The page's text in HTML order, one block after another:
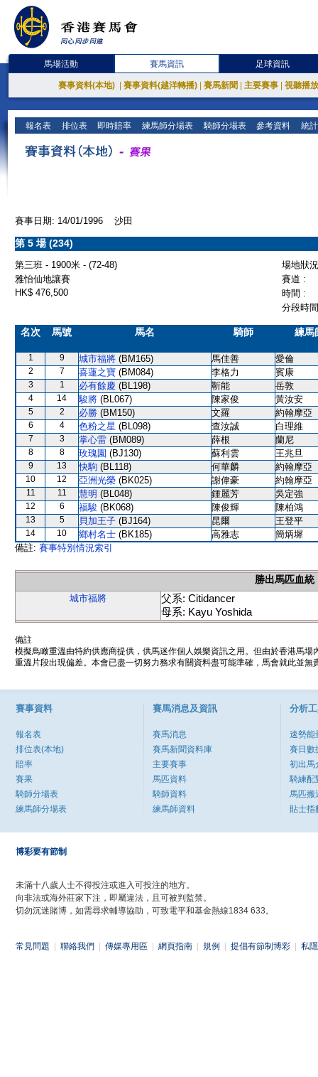
馬場活動 賽馬資訊 足球資訊
賽事資料(本地) 賽事資料(越洋轉播) 賽馬新聞 主要賽事 視聽播
報名表 排位表 即時賠率 練馬師分場表 騎師分場表 參考資料 統
賽事日期: 14/01/1996 沙田
第 5 場 (234)
第三班 - 1900米 - (72-48)
場地狀
雅怡仙地讓賽
賽道 :
HK$ 476,500
時間 :
分段時
名次 馬號 馬名 騎師 練馬
1 9 城市福將 (BM165) 馬佳善 愛倫
2 7 喜蓮之寶 (BM084) 李格力 賓康
3 1 必有餘慶 (BL198) 靳能 岳敦
4 14 駿將 (BL067) 陳家俊 黃汝安
5 2 必勝 (BM150) 文羅 約翰摩亞
6 4 色粉之星 (BL098) 查汝誠 白理維
7 3 掌心雷 (BM089) 薛根 蘭尼
8 8 玫瑰園 (BJ130) 蘇利雲 王兆旦
9 13 快駒 (BL118) 何華麟 約翰摩亞
10 12 亞洲光榮 (BK025) 謝偉豪 約翰摩亞
11 11 慧明 (BL048) 鍾麗芳 吳定強
12 6 福駿 (BK068) 陳俊輝 陳柏鴻
13 5 貝加王子 (BJ164) 昆爾 王登平
14 10 鄉村名士 (BK185) 高雅志
簡炳墀
備註: 賽事特別情況索引
勝出馬匹血統
城市福將
父系: Citidancer
母系: Kayu Yoshida
備註
模擬鳥瞰重溫由特約供應商提供，供馬迷作個人娛樂資訊之用。但由於香港馬
重溫片段出現偏差。本會已盡一切努力務求有關資料盡可能準確，馬會就此並
賽事資料
報名表
排位表(本地)
賠率
賽果
騎師分場表
練馬師分場表
賽馬消息及資訊
賽馬消息
賽馬新聞資料庫
主要賽事
馬匹資料
騎師資料
練馬師資料
分析
速勢能
賽日數
初出馬
騎練配
馬匹搬
貼士指
博彩要有節制
未滿十八歲人士不得投注或進入可投注的地方。
向非法或海外莊家下注，即屬違法，且可被判監禁。
切勿沉迷賭博，如需尋求輔導協助，可致電平和基金熱線1834 633。
常見問題 聯絡我們 傳媒專用區 網頁指南 規例 提倡有節制博彩 私